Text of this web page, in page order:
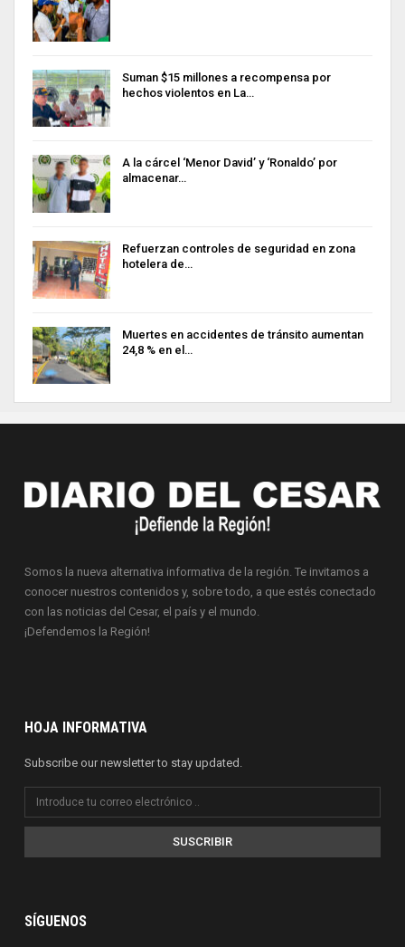
Suman $15 millones a recompensa por
hechos violentos en La…
A la cárcel ‘Menor David’ y ‘Ronaldo’ por
almacenar…
Refuerzan controles de seguridad en zona
hotelera de…
Muertes en accidentes de tránsito aumentan
24,8 % en el…
Somos la nueva alternativa informativa de la región. Te invitamos a
conocer nuestros contenidos y, sobre todo, a que estés conectado
con las noticias del Cesar, el país y el mundo.
¡Defendemos la Región!
HOJA INFORMATIVA
Subscribe our newsletter to stay updated.
SUSCRIBIR
SÍGUENOS